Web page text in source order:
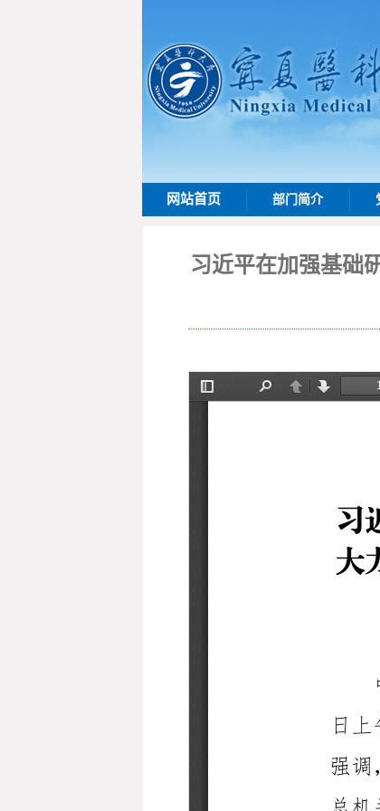
网站首页 部门简介
习近平在加强基础